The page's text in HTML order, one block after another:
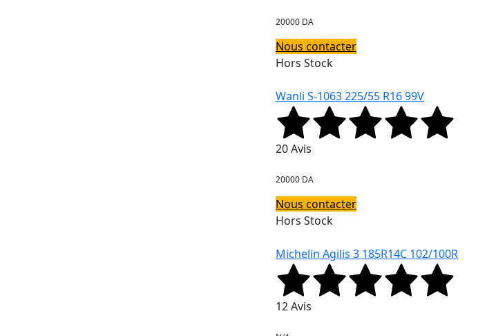
20000 DA
Nous contacter
Hors Stock
Wanli S-1063 225/55 R16 99V
20 Avis
20000 DA
Nous contacter
Hors Stock
Michelin Agilis 3 185R14C 102/100R
12 Avis